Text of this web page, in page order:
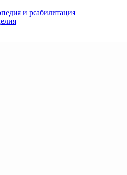
и реабилитация